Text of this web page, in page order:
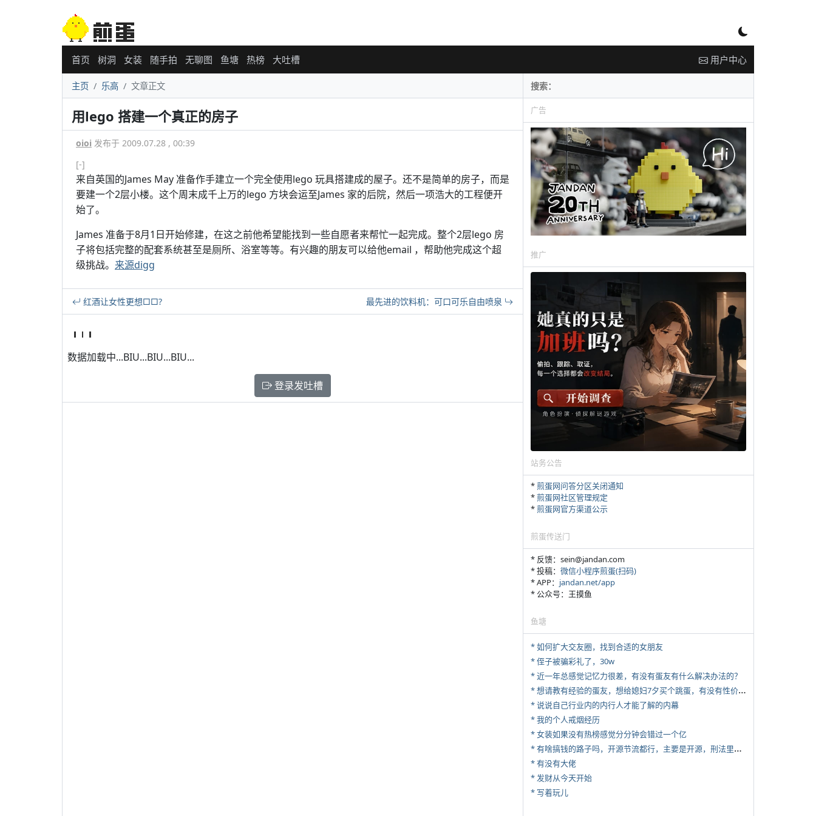
首页 树洞 女装 随手拍 无聊图 鱼塘 热榜 大吐槽 用户中心
主页 乐高 文章正文
用lego 搭建一个真正的房子
oioi 发布于 2009.07.28 , 00:39
[-]
来自英国的James May 准备作手建立一个完全使用lego 玩具搭建成的屋子。还不是简单的房子，而是
要建一个2层小楼。这个周末成千上万的lego 方块会运至James 家的后院，然后一项浩大的工程便开
始了。
James 准备于8月1日开始修建，在这之前他希望能找到一些自愿者来帮忙一起完成。整个2层lego 房
子将包括完整的配套系统甚至是厕所、浴室等等。有兴趣的朋友可以给他email ，帮助他完成这个超
级挑战。 来源digg
红酒让女性更想□□? 最先进的饮料机：可口可乐自由喷泉
数据加载中...BIU...BIU...BIU...
登录发吐槽
广告
推广
站务公告
*煎蛋网问答分区关闭通知
*煎蛋网社区管理规定
*煎蛋网官方渠道公示
煎蛋传送门
* 反馈：sein@jandan.com
* 投稿： 微信小程序煎蛋(扫码)
* APP： jandan.net/app
* 公众号：王摸鱼
鱼塘
* 如何扩大交友圈，找到合适的女朋友
* 侄子被骗彩礼了，30w
* 近一年总感觉记忆力很差，有没有蛋友有什么解决办法的？
*
想请教有经验的蛋友，想给媳妇7夕买个跳蛋，有没有性价比高的推荐
* 说说自己行业内的内行人才能了解的内幕
* 我的个人戒烟经历
* 女装如果没有热榜感觉分分钟会错过一个亿
*
有啥搞钱的路子吗，开源节流都行，主要是开源，刑法里的咱不做
* 有没有大佬
* 发财从今天开始
* 写着玩儿